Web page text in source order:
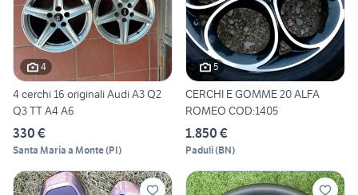
4
4 cerchi 16 originali Audi A3 Q2
Q3 TT A4 A6
330 €
Santa Maria a Monte(PI)
5
CERCHI E GOMME 20 ALFA
ROMEO COD:1405
1.850 €
Paduli(BN)